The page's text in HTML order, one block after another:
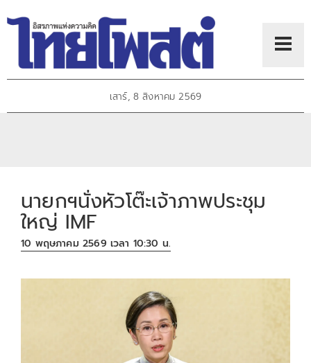
เสาร์, 8 สิงหาคม 2569
นายกฯนั่งหัวโต๊ะเจ้าภาพประชุม
ใหญ่ IMF
10 พฤษภาคม 2569 เวลา 10:30 น.